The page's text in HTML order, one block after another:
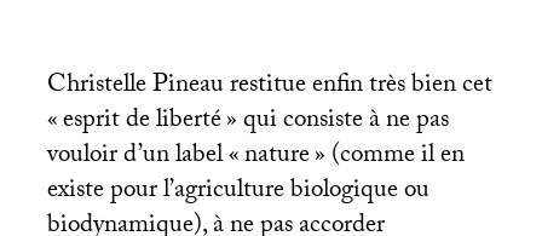
Christelle Pineau restitue enfin très bien cet
«esprit de liberté» qui consiste à ne pas
vouloir d’un label «nature» (comme il en
existe pour l’agriculture biologique ou